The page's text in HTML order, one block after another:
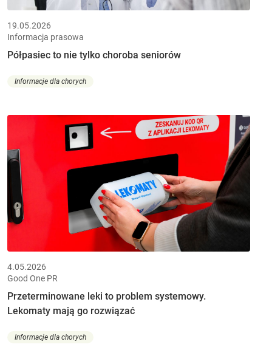
19.05.2026
Informacja prasowa
Półpasiec to nie tylko choroba seniorów
Informacje dla chorych
4.05.2026
Good One PR
Przeterminowane leki to problem systemowy.
Lekomaty mają go rozwiązać
Informacje dla chorych